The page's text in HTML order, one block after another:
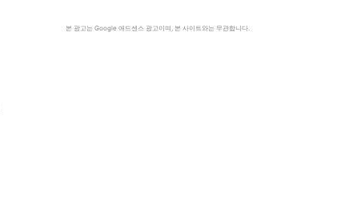
본 광고는 Google 애드센스 광고이며, 본 사이트와는 무관합니다.